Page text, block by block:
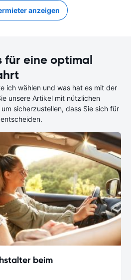
anzeigen
für eine optimal
ich wählen und was hat es mit der
unsere Artikel mit nützlichen
sicherzustellen, dass Sie sich für
beim